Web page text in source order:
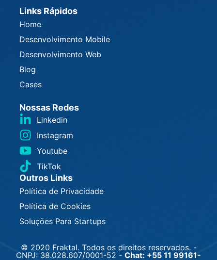
Links Rápidos
Home
Desenvolvimento Mobile
Desenvolvimento Web
Blog
Cases
Nossas Redes
Linkedin
Instagram
Youtube
TikTok
Outros Links
Política de Privacidade
Política de Cookies
Soluções Para Startups
© 2020 Fraktal. Todos os direitos reservados. -
CNPJ: 38.028.607/0001-52 - Chat: +55 11 99161-